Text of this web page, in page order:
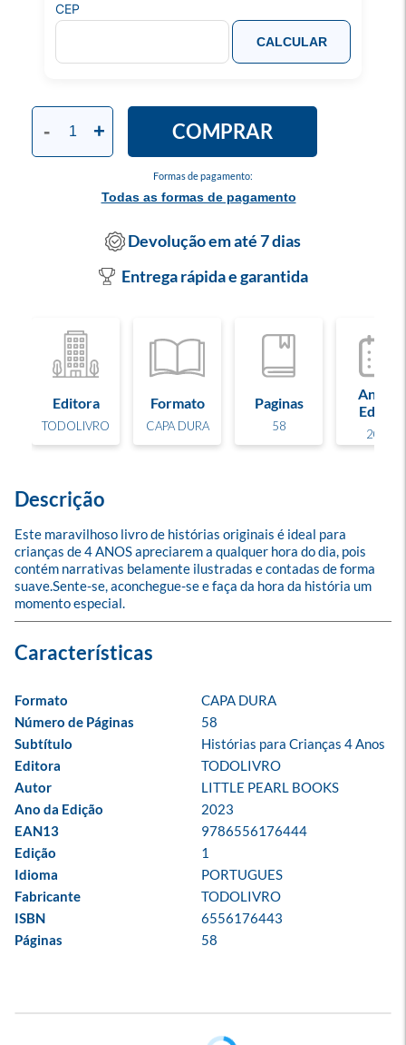
Formas de pagamento:
Todas as formas de pagamento
- + COMPRAR
CEP
CALCULAR
Devolução em até 7 dias
Entrega rápida e garantida
Editora
TODOLIVRO
Formato
CAPA DURA
Paginas
58
Ano de
Edição
2023
Descrição
Este maravilhoso livro de histórias originais é ideal para
crianças de 4 ANOS apreciarem a qualquer hora do dia, pois
contém narrativas belamente ilustradas e contadas de forma
suave.Sente-se, aconchegue-se e faça da hora da história um
momento especial.
Formato
CAPA DURA
Número de Páginas
58
Subtítulo
Histórias para Crianças 4 Anos
Editora
TODOLIVRO
Autor
LITTLE PEARL BOOKS
Ano da Edição
2023
EAN13
9786556176444
Edição
1
Idioma
PORTUGUES
Fabricante
TODOLIVRO
ISBN
6556176443
Páginas
58